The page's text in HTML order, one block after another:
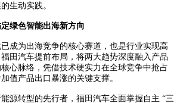
生动实践。
绿色智能出海新方向
为出海竞争的核心赛道，也是行业实现高
田汽车提前布局，将两大趋势深度融入产品
心脉络，凭借技术硬实力在全球竞争中抢占
值产品出口暴涨的关键支撑。
转型的先行者，福田汽车全面掌握自主 “三